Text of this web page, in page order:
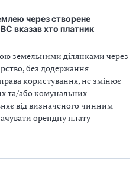
через створене
вказав хто платник
земельними ділянками через
без додержання
користування, не змінює
та/або комунальних
від визначеного чинним
орендну плату